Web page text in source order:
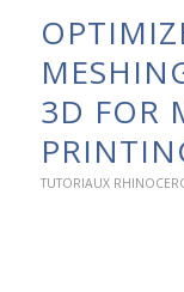
3D FOR
TUTORIAUX